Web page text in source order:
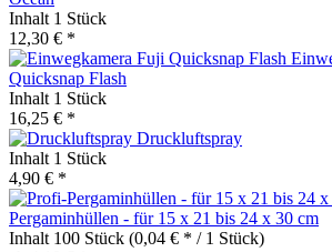
Inhalt 1 Stück
12,30 € *
Quicksnap Flash
Inhalt 1 Stück
16,25 € *
Druckluftspray
Inhalt 1 Stück
4,90 € *
Pergaminhüllen - für 15 x 21 bis 24 x 30 cm
Inhalt 100 Stück (0,04 € * / 1 Stück)